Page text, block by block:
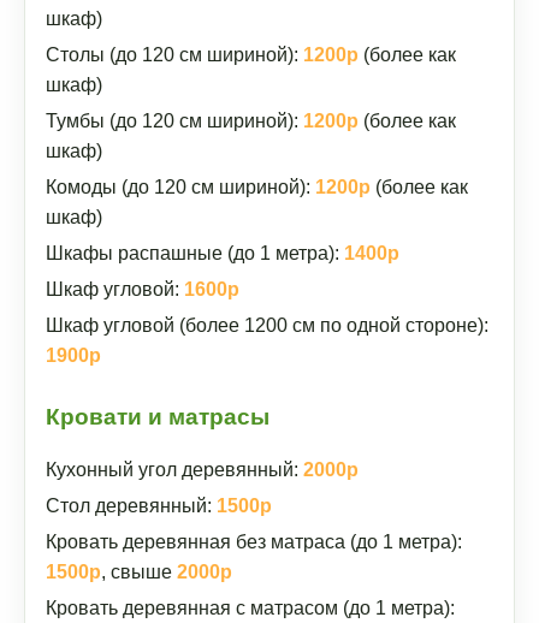
шкаф)
Столы (до 120 см шириной): 1200р (более как
шкаф)
Тумбы (до 120 см шириной): 1200р (более как
шкаф)
Комоды (до 120 см шириной): 1200р (более как
шкаф)
Шкафы распашные (до 1 метра): 1400р
Шкаф угловой: 1600р
Шкаф угловой (более 1200 см по одной стороне):
1900р
Кровати и матрасы
Кухонный угол деревянный: 2000р
Стол деревянный: 1500р
Кровать деревянная без матраса (до 1 метра):
1500р, свыше 2000р
Кровать деревянная с матрасом (до 1 метра):